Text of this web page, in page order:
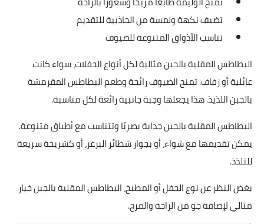
تضيف نكهة ولمسة من الجاذبية للتقديم
تناسب الأذواق المتنوعة للضيوف
البطاطس المقلية بالجبن مثالية لكل أنواع الحفلات، سواء كانت
عائلية أو زفاف. تمنح الضيوف رائحة وطعم البطاطس المقرمشة
بالجبن اللذيذ. هذا يجعلها وجبة جانبية رائعة لكل مناسبة.
البطاطس المقلية بالجبن جذابة بصريًا وتتناسب مع أطباق متنوعة.
يمكن تقديمها مع شواء، أو بجوار شطائر البرغر، أو كشريحة سريعة
للتلذذ.
بغض النظر عن نوع الحفل أو المطبخ، البطاطس المقلية بالجبن خيار
مثالي لإضافة جو من الراحة والمرح.